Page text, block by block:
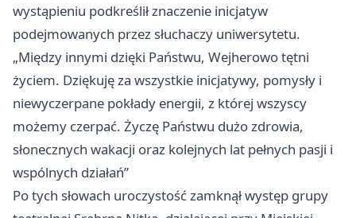
wystąpieniu podkreślił znaczenie inicjatyw
podejmowanych przez słuchaczy uniwersytetu.
„Między innymi dzięki Państwu, Wejherowo tętni
życiem. Dziękuję za wszystkie inicjatywy, pomysły i
niewyczerpane pokłady energii, z której wszyscy
możemy czerpać. Życzę Państwu dużo zdrowia,
słonecznych wakacji oraz kolejnych lat pełnych pasji i
wspólnych działań”
Po tych słowach uroczystość zamknął występ grupy